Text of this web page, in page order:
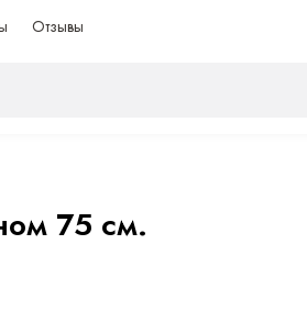
Отзывы
75 см.